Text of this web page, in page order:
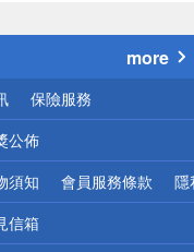
more
保險服務
公佈
須知 會員服務條款 隱
信箱